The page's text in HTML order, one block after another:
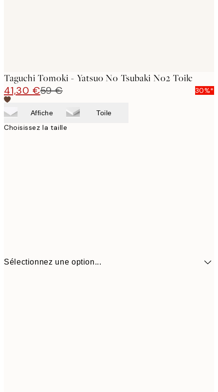
Taguchi Tomoki - Yatsuo No Tsubaki No2 Toile
41,30 €59 € 30%*
Affiche Toile
Choisissez la taille
Sélectionnez une option...